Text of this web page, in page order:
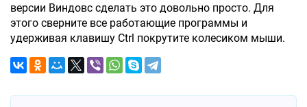
версии Виндовс сделать это довольно просто. Для
этого сверните все работающие программы и
удерживая клавишу Ctrl покрутите колесиком мыши.